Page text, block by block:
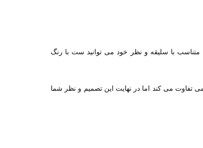
با سلیقه و نظر خود می توانید ست با رنگ
تفاوت می کند اما در نهایت این تصمیم و نظر شما